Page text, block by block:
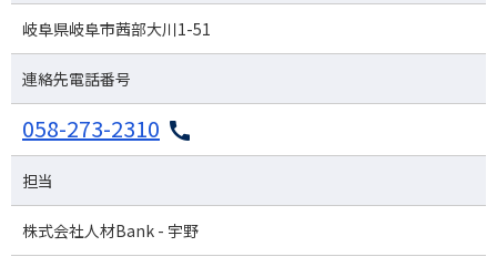
岐阜県岐阜市茜部大川1-51
連絡先電話番号
058-273-2310
担当
株式会社人材Bank - 宇野